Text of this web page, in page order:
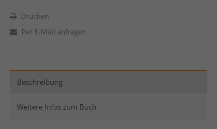
Drucken
Per E-Mail anfragen
Beschreibung
Weitere Infos zum Buch